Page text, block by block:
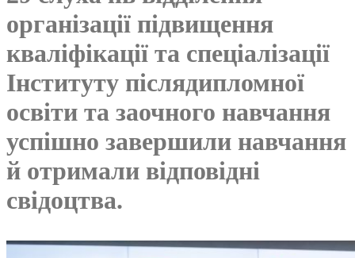
організації підвищення
кваліфікації та спеціалізації
Інституту післядипломної
освіти та заочного навчання
успішно завершили навчання
й отримали відповідні
свідоцтва.